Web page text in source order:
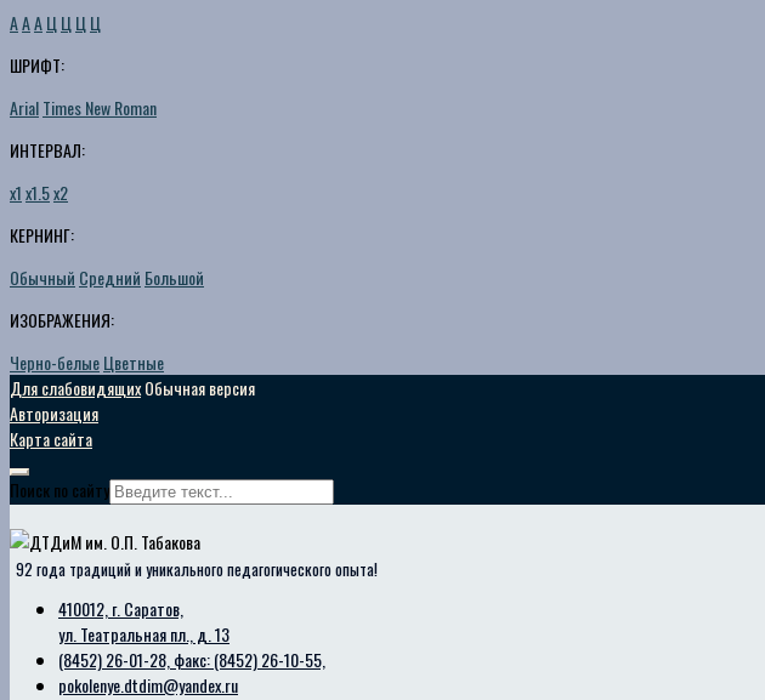
AAAЦ Ц Ц Ц
ШРИФТ:
ArialTimes New Roman
ИНТЕРВАЛ:
х1х1.5х2
КЕРНИНГ:
Обычный Средний Большой
ИЗОБРАЖЕНИЯ:
Черно-белыеЦветные
Для слабовидящихОбычная версия
Авторизация
Карта сайта
Поиск по сайту
92 года традиций и уникального педагогического опыта!
410012, г. Саратов,
ул. Театральная пл., д. 13
(8452) 26-01-28, факс: (8452) 26-10-55,
pokolenye.dtdim@yandex.ru